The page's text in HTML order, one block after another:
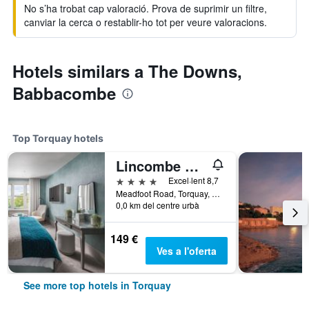
No s’ha trobat cap valoració. Prova de suprimir un filtre,
canviar la cerca o restablir-ho tot per veure valoracions.
Hotels similars a The Downs,
Babbacombe
Top Torquay hotels
Lincombe Hall Hotel & Spa - Just for Adults
4 estrelles
Excel·lent 8,7
Meadfoot Road, Torquay, Regne Unit
0,0 km del centre urbà
149 €
Ves a l'oferta
See more top hotels in Torquay